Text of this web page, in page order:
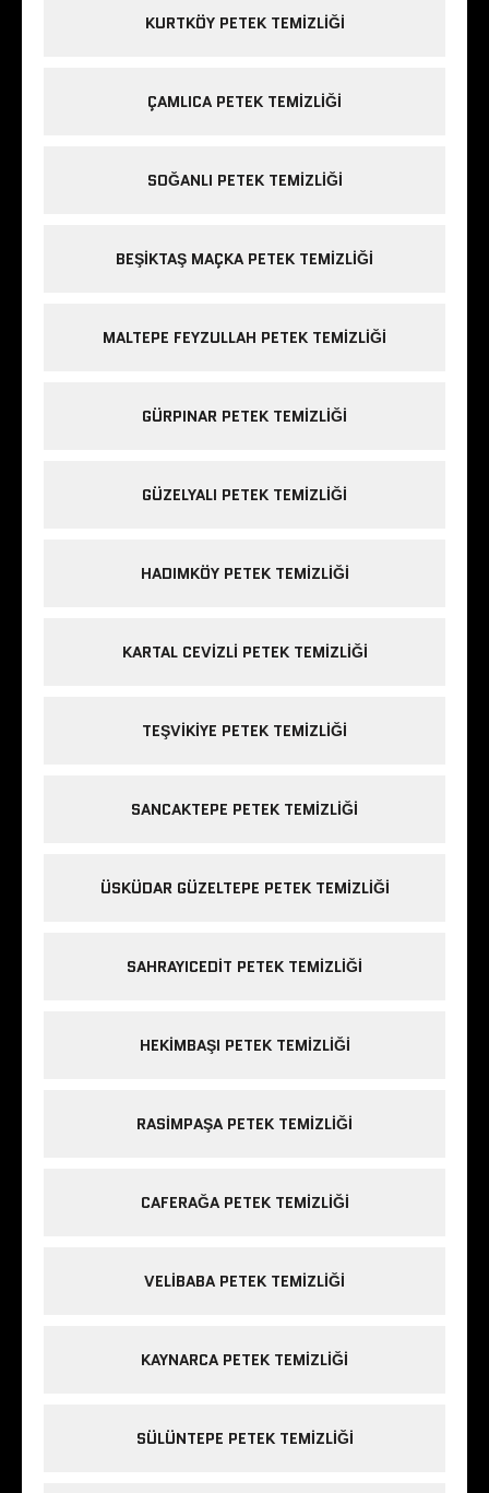
KURTKÖY PETEK TEMIZLIĞI
ÇAMLICA PETEK TEMIZLIĞI
SOĞANLI PETEK TEMIZLIĞI
BEŞIKTAŞ MAÇKA PETEK TEMIZLIĞI
MALTEPE FEYZULLAH PETEK TEMIZLIĞI
GÜRPINAR PETEK TEMIZLIĞI
GÜZELYALI PETEK TEMIZLIĞI
HADIMKÖY PETEK TEMIZLIĞI
KARTAL CEVIZLI PETEK TEMIZLIĞI
TEŞVIKIYE PETEK TEMIZLIĞI
SANCAKTEPE PETEK TEMIZLIĞI
ÜSKÜDAR GÜZELTEPE PETEK TEMIZLIĞI
SAHRAYICEDIT PETEK TEMIZLIĞI
HEKIMBAŞI PETEK TEMIZLIĞI
RASIMPAŞA PETEK TEMIZLIĞI
CAFERAĞA PETEK TEMIZLIĞI
VELIBABA PETEK TEMIZLIĞI
KAYNARCA PETEK TEMIZLIĞI
SÜLÜNTEPE PETEK TEMIZLIĞI